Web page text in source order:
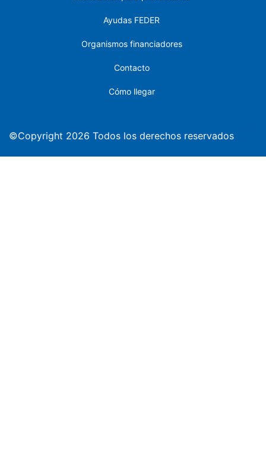
Ayudas FEDER
Organismos financiadores
Contacto
Cómo llegar
©Copyright 2026 Todos los derechos reservados